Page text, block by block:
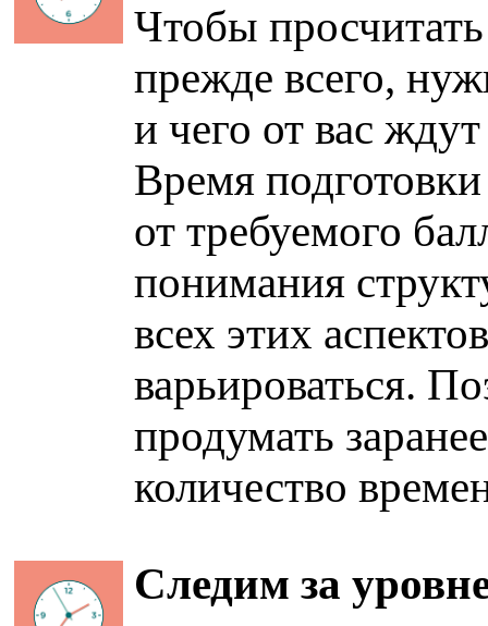
Чтобы
прежде всего,
и чего от вас
Время
от требуемого
понимания
всех этих
варьироваться.
продумать
количество
Следим за